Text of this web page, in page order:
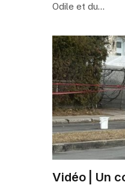
Odile et du…
Vidéo | Un